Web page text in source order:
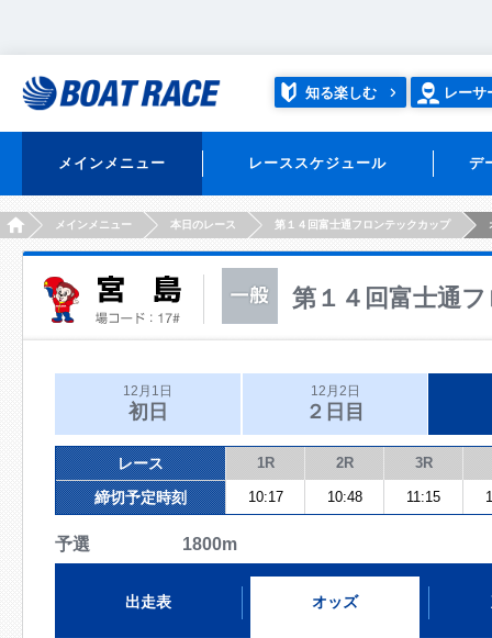
知る楽しむ レーサ
メインメニュー レーススケジュール デ
HOMEメインメニュー 本日のレース 第１４回富士通フロンテックカップ
第１４回富士通
12月1日
初日
12月2日
２日目
レース 1R 2R 3R
締切予定時刻 10:17 10:48 11:15
予選 1800m
出走表 オッズ